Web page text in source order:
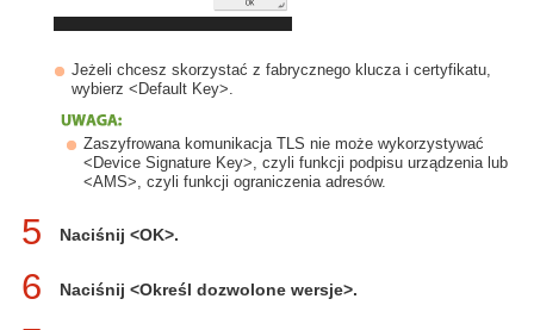
Jeżeli chcesz skorzystać z fabrycznego klucza i certyfikatu,
wybierz <Default Key>.
Zaszyfrowana komunikacja TLS nie może wykorzystywać
<Device Signature Key>, czyli funkcji podpisu urządzenia lub
<AMS>, czyli funkcji ograniczenia adresów.
5 Naciśnij <OK>.
6 Naciśnij <Określ dozwolone wersje>.